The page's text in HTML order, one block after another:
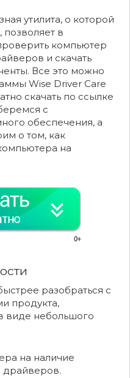
утилита, о которой
позволяет в
компьютер
и скачать
Все это можно
Wise Driver Care
скачать по ссылке
с
обеспечения, а
о том, как
на
разобраться с
продукта,
виде небольшого
на наличие
драйверов.